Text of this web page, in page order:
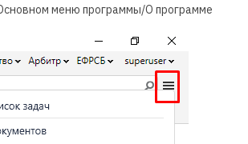
меню программы/О программе